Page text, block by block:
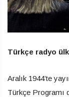
Türkçe radyo
Aralık 1944’te
Türkçe Programı